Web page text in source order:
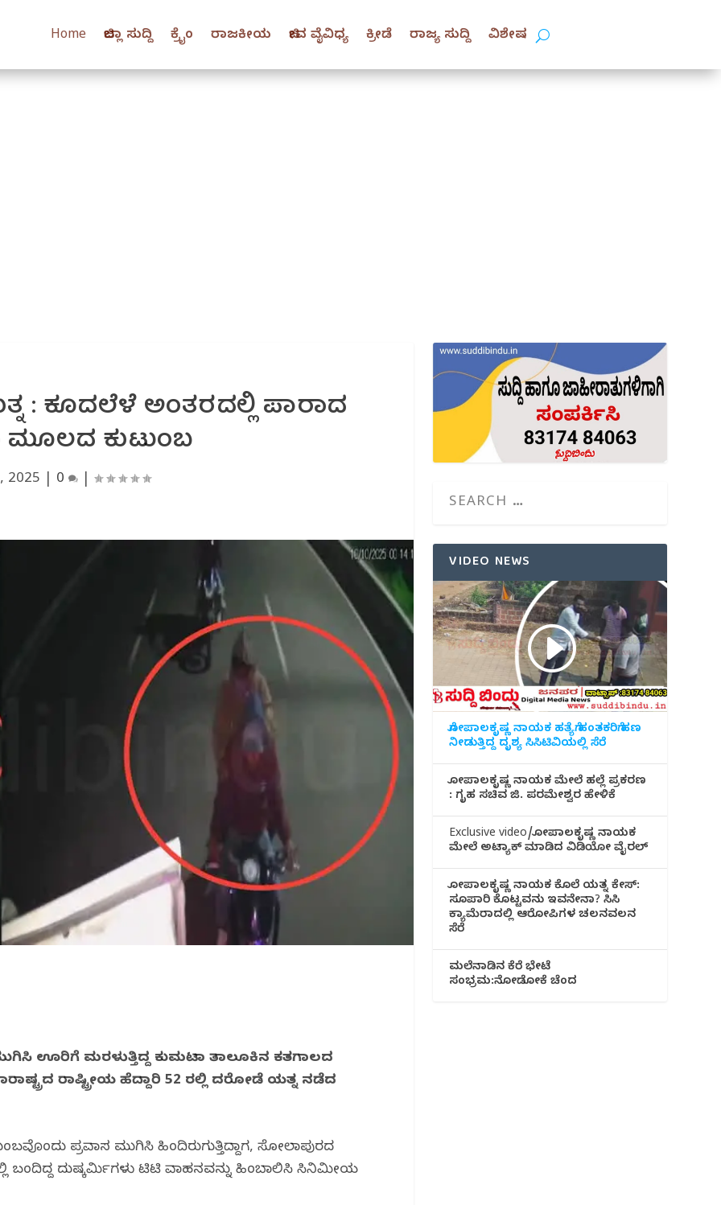
Home ಜಿಲ್ಲಾ ಸುದ್ದಿ ಕ್ರೈಂ ರಾಜಕೀಯ ಜೀವ ವೈವಿಧ್ಯ ಕ್ರೀಡೆ ರಾಜ್ಯ ಸುದ್ದಿ ವಿಶೇಷ
ಕೂದಲೆಳೆ ಅಂತರದಲ್ಲಿ ಪಾರಾದ
ಮೂಲದ ಕುಟುಂಬ
2025 0 |
ಊರಿಗೆ ಮರಳುತ್ತಿದ್ದ ಕುಮಟಾ ತಾಲೂಕಿನ ಕತಗಾಲದ
ರಾಷ್ಟ್ರೀಯ ಹೆದ್ದಾರಿ 52 ರಲ್ಲಿ ದರೋಡೆ ಯತ್ನ ನಡೆದ
ಪ್ರವಾಸ ಮುಗಿಸಿ ಹಿಂದಿರುಗುತ್ತಿದ್ದಾಗ, ಸೋಲಾಪುರದ
ದುಷ್ಕರ್ಮಿಗಳು ಟಿಟಿ ವಾಹನವನ್ನು ಹಿಂಬಾಲಿಸಿ ಸಿನಿಮೀಯ
VIDEO NEWS
ಗೋಪಾಲಕೃಷ್ಣ ನಾಯಕ ಹತ್ಯೆಗೆ ಹಂತಕರಿಗೆ ಹಣ
ನೀಡುತ್ತಿದ್ದ ದೃಶ್ಯ ಸಿಸಿಟಿವಿಯಲ್ಲಿ ಸೆರೆ
ಗೋಪಾಲಕೃಷ್ಣ ನಾಯಕ ಮೇಲೆ ಹಲ್ಲೆ ಪ್ರಕರಣ
: ಗೃಹ ಸಚಿವ ಜಿ. ಪರಮೇಶ್ವರ ಹೇಳಿಕೆ
Exclusive video/ಗೋಪಾಲಕೃಷ್ಣ ನಾಯಕ
ಮೇಲೆ ಅಟ್ಯಾಕ್ ಮಾಡಿದ ವಿಡಿಯೋ ವೈರಲ್
ಗೋಪಾಲಕೃಷ್ಣ ನಾಯಕ ಕೊಲೆ ಯತ್ನ ಕೇಸ್:
ಸೂಪಾರಿ ಕೊಟ್ಟವನು ಇವನೇನಾ? ಸಿಸಿ
ಕ್ಯಾಮೆರಾದಲ್ಲಿ ಆರೋಪಿಗಳ ಚಲನವಲನ
ಸೆರೆ
ಮಲೆನಾಡಿ‌ನ ಕೆರೆ ಭೇಟೆ
ಸಂಭ್ರಮ:ನೋಡೋಕೆ ಚೆಂದ